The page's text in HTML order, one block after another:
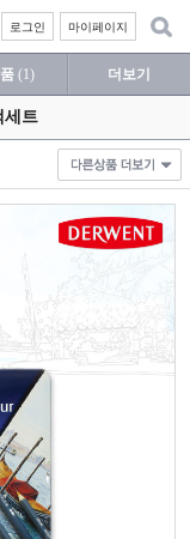
마이페이지
로그인
(1) 더보기
세트